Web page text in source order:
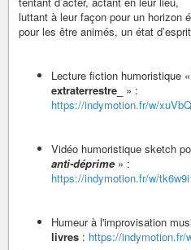
luttant à leur façon pour un horizon
pour les être animés, un état
Lecture fiction humoristique «
extraterrestre_
» :
https://indymotion.fr/w/
Vidéo humoristique sketch
anti-déprime » :
https://indymotion.fr/w/
Humeur à l'improvisation
livres : https://indymotion.fr/